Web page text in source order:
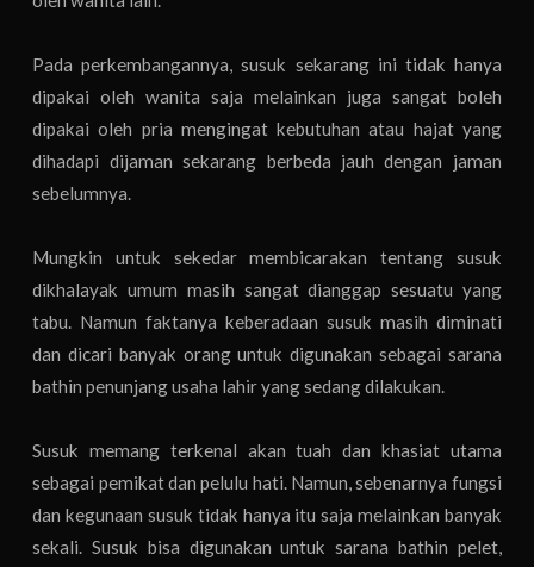
Pada perkembangannya, susuk sekarang ini tidak hanya
dipakai oleh wanita saja melainkan juga sangat boleh
dipakai oleh pria mengingat kebutuhan atau hajat yang
dihadapi dijaman sekarang berbeda jauh dengan jaman
sebelumnya.
Mungkin untuk sekedar membicarakan tentang susuk
dikhalayak umum masih sangat dianggap sesuatu yang
tabu. Namun faktanya keberadaan susuk masih diminati
dan dicari banyak orang untuk digunakan sebagai sarana
bathin penunjang usaha lahir yang sedang dilakukan.
Susuk memang terkenal akan tuah dan khasiat utama
sebagai pemikat dan pelulu hati. Namun, sebenarnya fungsi
dan kegunaan susuk tidak hanya itu saja melainkan banyak
sekali. Susuk bisa digunakan untuk sarana bathin pelet,